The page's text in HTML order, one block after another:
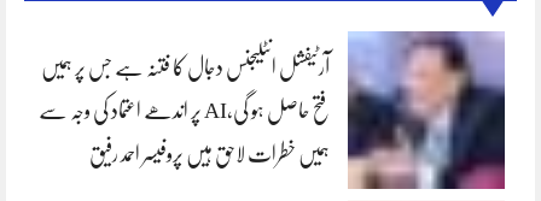
آرٹیفشل انٹلیجنس دجال کا فتنہ ہے جس پر ہمیں
فتح حاصل ہو گی،AI پر اندھے اعتماد کی وجہ سے
ہمیں خطرات لاحق ہیں پروفیسر احمد رفیق